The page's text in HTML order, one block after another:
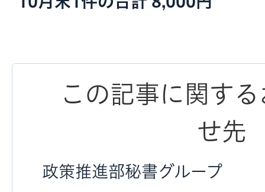
この記事に関す
せ先
政策推進部秘書グループ